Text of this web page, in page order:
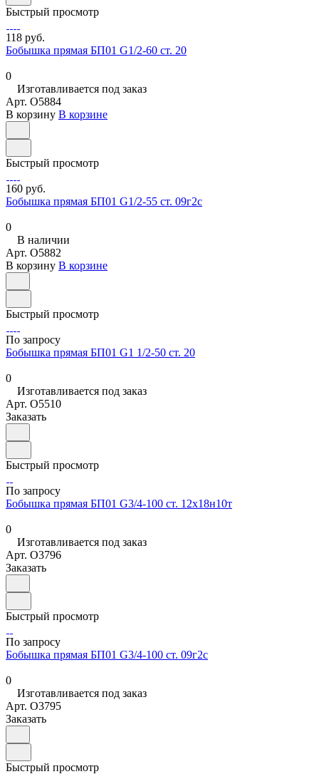
Быстрый просмотр
118 руб.
Бобышка прямая БП01 G1/2-60 ст. 20
0
Изготавливается под заказ
Арт. O5884
В корзину В корзине
Быстрый просмотр
160 руб.
Бобышка прямая БП01 G1/2-55 ст. 09г2с
0
В наличии
Арт. O5882
В корзину В корзине
Быстрый просмотр
По запросу
Бобышка прямая БП01 G1 1/2-50 ст. 20
0
Изготавливается под заказ
Арт. O5510
Заказать
Быстрый просмотр
По запросу
Бобышка прямая БП01 G3/4-100 ст. 12х18н10т
0
Изготавливается под заказ
Арт. O3796
Заказать
Быстрый просмотр
По запросу
Бобышка прямая БП01 G3/4-100 ст. 09г2с
0
Изготавливается под заказ
Арт. O3795
Заказать
Быстрый просмотр